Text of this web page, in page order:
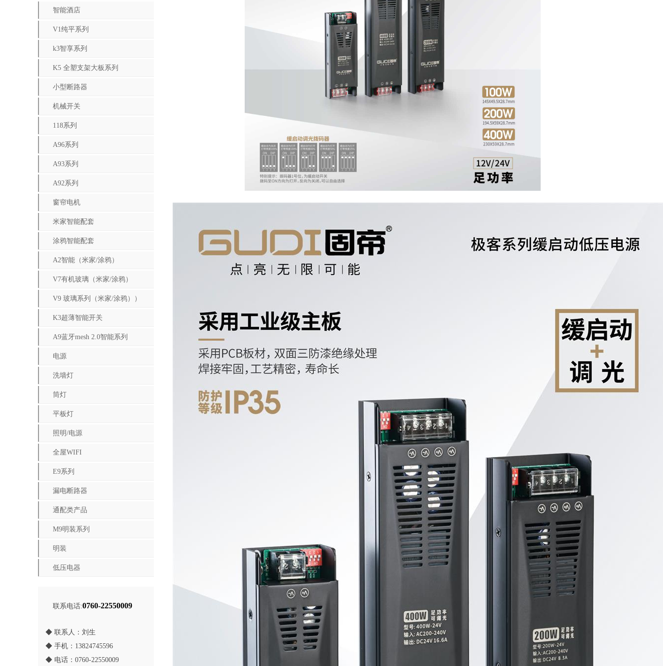
智能酒店
V1纯平系列
k3智享系列
K5 全塑支架大板系列
小型断路器
机械开关
118系列
A96系列
A93系列
A92系列
窗帘电机
米家智能配套
涂鸦智能配套
A2智能（米家/涂鸦）
V7有机玻璃（米家/涂鸦）
V9 玻璃系列（米家/涂鸦））
K3超薄智能开关
A9蓝牙mesh 2.0智能系列
电源
洗墙灯
筒灯
平板灯
照明/电源
全屋WIFI
E9系列
漏电断路器
通配类产品
M9明装系列
明装
低压电器
联系电话:0760-22550009
◆ 联系人：刘生
◆ 手机：13824745596
◆ 电话：0760-22550009